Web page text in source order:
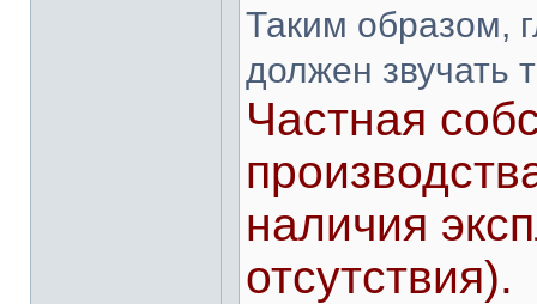
Таким образом,
должен звучать
Частная
наличия
отсутствия).